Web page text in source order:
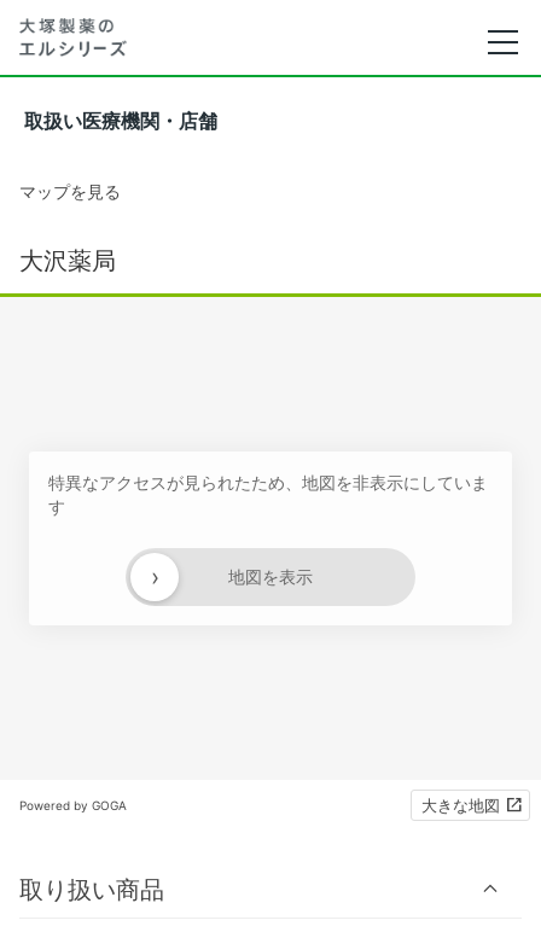
取扱い医療機関・店舗
マップを見る
大沢薬局
特異なアクセスが見られたため、地図を非表示にしていま
す
地図を表示
›
Powered by GOGA 大きな地図
取り扱い商品